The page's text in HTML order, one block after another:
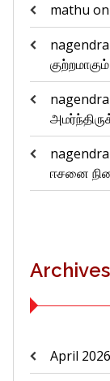
mathu on
குற்றமாகும்
ஈசனை
Archives
April 2026